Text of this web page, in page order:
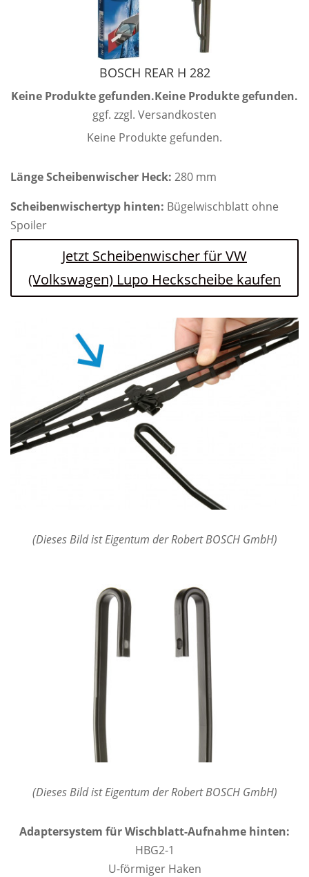
BOSCH REAR H 282
Keine Produkte gefunden.Keine Produkte gefunden.
ggf. zzgl. Versandkosten
Keine Produkte gefunden.
Länge Scheibenwischer Heck: 280 mm
Scheibenwischertyp hinten: Bügelwischblatt ohne
Spoiler
Jetzt Scheibenwischer für VW
(Volkswagen) Lupo Heckscheibe kaufen
(Dieses Bild ist Eigentum der Robert BOSCH GmbH)
(Dieses Bild ist Eigentum der Robert BOSCH GmbH)
Adaptersystem für Wischblatt-Aufnahme hinten:
HBG2-1
U-förmiger Haken